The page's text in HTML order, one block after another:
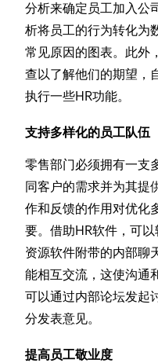
分析来确定员工加入公
析将员工的行为转化为
常见原因的图表。此外
查以了解他们的期望，
执行一些HR功能。
支持多样化的员工队伍
零售部门必须拥有一支
同客户的需求并为其提
作和反馈的作用对优化
要。借助HR软件，可
资源软件附带的内部聊
能相互交流，这使沟通
可以通过内部论坛发起
分发表意见。
提高员工敬业度